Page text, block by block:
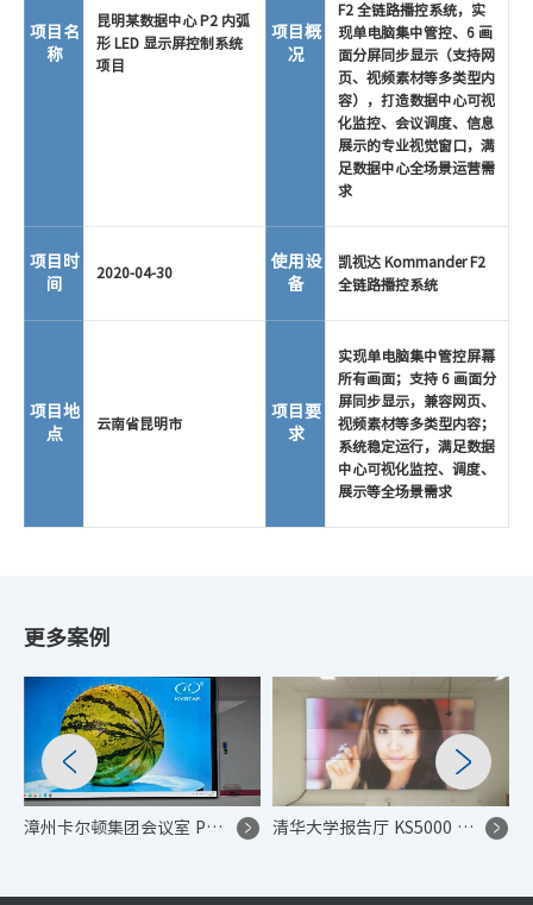
项目名
称
昆明某数据中心 P2 内弧
形 LED 显示屏控制系统
项目
项目概
况
F2 全链路播控系统，实
现单电脑集中管控、6 画
面分屏同步显示（支持网
页、视频素材等多类型内
容），打造数据中心可视
化监控、会议调度、信息
展示的专业视觉窗口，满
足数据中心全场景运营需
求
项目时
间
2020-04-30
使用设
备
凯视达 Kommander F2
全链路播控系统
项目地
点
云南省昆明市
项目要
求
实现单电脑集中管控屏幕
所有画面；支持 6 画面分
屏同步显示，兼容网页、
视频素材等多类型内容；
系统稳定运行，满足数据
中心可视化监控、调度、
展示等全场景需求
更多案例
漳州卡尔顿集团会议室 P1.53 高刷 LED 显示屏控制系统项目 清华大学报告厅 KS5000 高端显示控制系统项目